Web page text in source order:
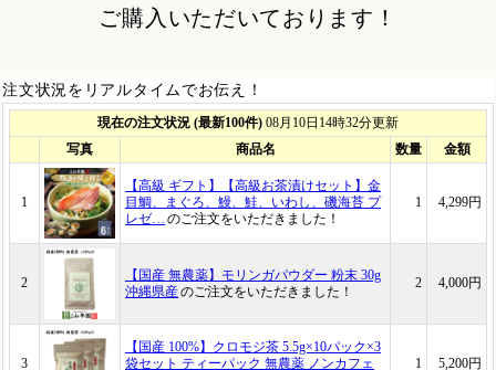
ご購入いただいております！
注文状況をリアルタイムでお伝え！